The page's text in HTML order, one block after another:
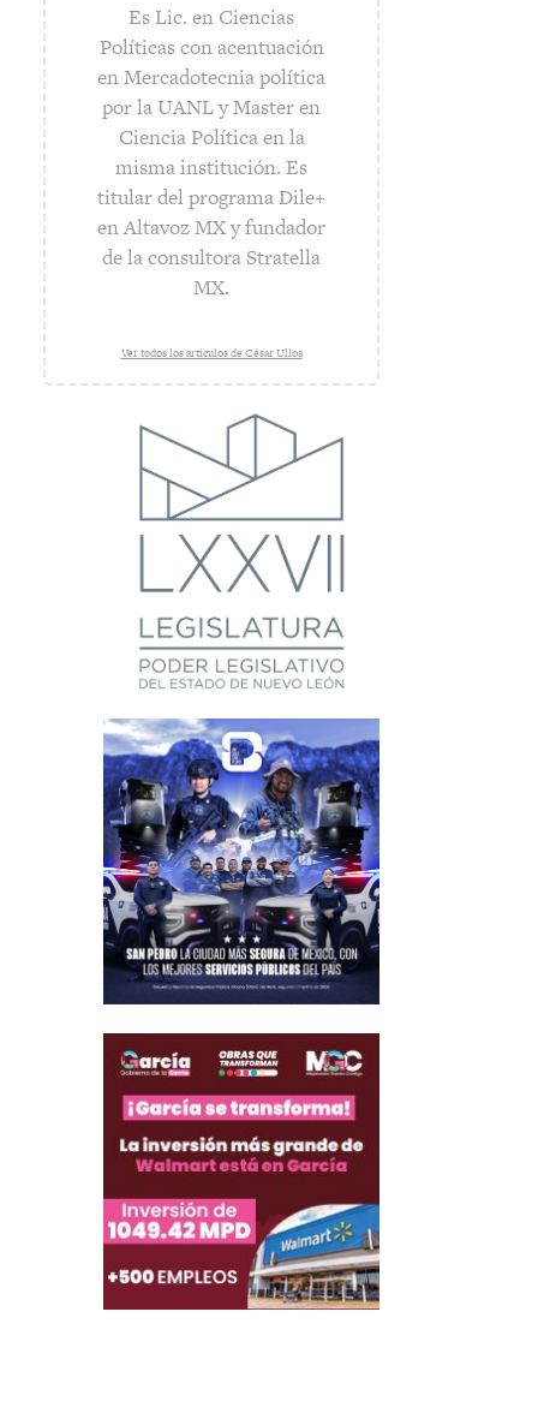
Es Lic. en Ciencias
Políticas con acentuación
en Mercadotecnia política
por la UANL y Master en
Ciencia Política en la
misma institución. Es
titular del programa Dile+
en Altavoz MX y fundador
de la consultora Stratella
MX.
Ver todos los artículos de César Ulloa